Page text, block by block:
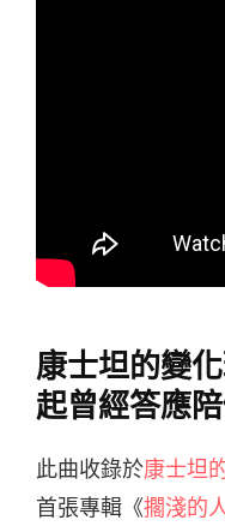
康士坦的變
起曾經答應陪
此曲收錄於康士坦
首張專輯《擱淺的